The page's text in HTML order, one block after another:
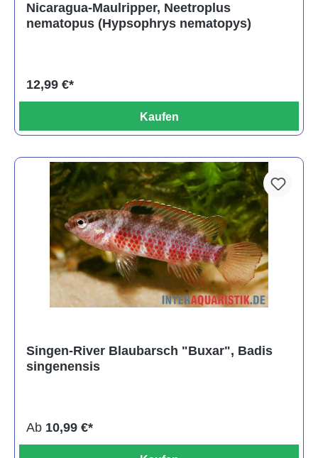
Nicaragua-Maulripper, Neetroplus
nematopus (Hypsophrys nematopys)
12,99 €*
Kaufen
Singen-River Blaubarsch "Buxar", Badis
singenensis
Ab 10,99 €*